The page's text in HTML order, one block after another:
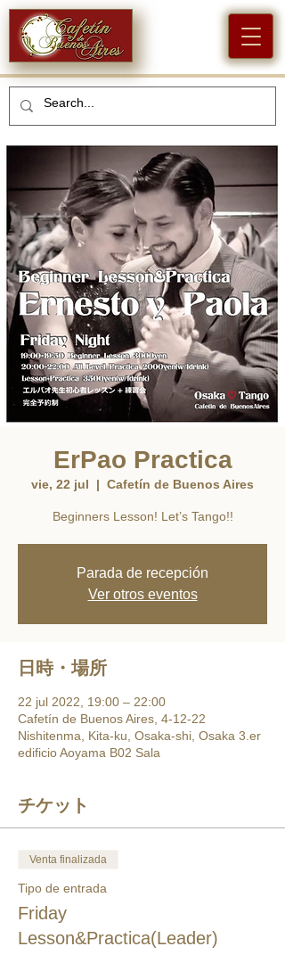
ErPao Practica
vie, 22 jul
  |
Cafetín de Buenos Aires
Beginners Lesson! Let’s Tango!!
Parada de recepción
Ver otros eventos
日時・場所
22 jul 2022, 19:00 – 22:00
Cafetín de Buenos Aires, 4-12-22
Nishitenma, Kita-ku, Osaka-shi, Osaka 3.er
edificio Aoyama B02 Sala
チケット
Venta finalizada
Tipo de entrada
Friday
Lesson&Practica(Leader)